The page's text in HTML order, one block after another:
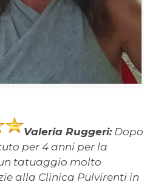
Valeria Ruggeri:Dopo
per 4 anni per la
tatuaggio molto
alla Clinica Pulvirenti in